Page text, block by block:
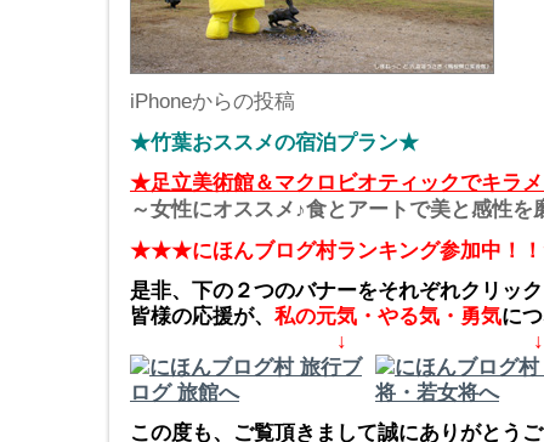
iPhoneからの投稿
★竹葉おススメの宿泊プラン★
★足立美術館＆マクロビオティックでキラ
～女性にオススメ♪食とアートで美と感性を
★★★にほんブログ村ランキング参加中
是非、下の２つのバナーをそれぞれクリッ
皆様の応援が、 私の元気・やる気・勇気に
↓ ↓
この度も、ご覧頂きまして誠にありがと